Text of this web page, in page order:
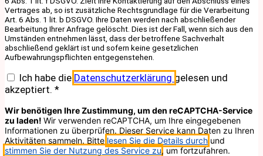
Vertrages ab, so ist zusätzliche Rechtsgrundlage für die Verarbeitung
Art. 6 Abs. 1 lit. b DSGVO. Ihre Daten werden nach abschließender
Bearbeitung Ihrer Anfrage gelöscht. Dies ist der Fall, wenn sich aus den
Umständen entnehmen lässt, dass der betroffene Sachverhalt
abschließend geklärt ist und sofern keine gesetzlichen
Aufbewahrungspflichten entgegenstehen.
Ich habe die Datenschutzerklärung gelesen und
akzeptiert. *
Wir benötigen Ihre Zustimmung, um den reCAPTCHA-Service
zu laden! Wir verwenden reCAPTCHA, um Ihre eingegebenen
Informationen zu überprüfen. Dieser Service kann Daten zu Ihren
Aktivitäten sammeln. Bitte lesen Sie die Details durch und
stimmen Sie der Nutzung des Service zu, um fortzufahren.